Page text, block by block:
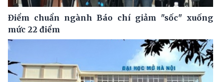
Điểm chuẩn ngành Báo chí giảm "sốc" xuống
mức 22 điểm